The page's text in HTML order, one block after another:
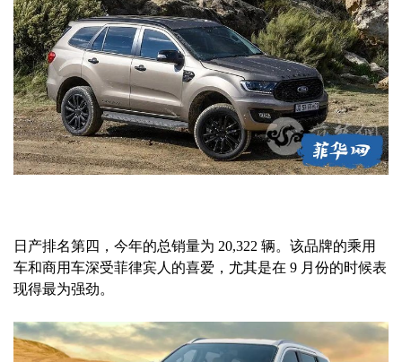
日产排名第四，今年的总销量为 20,322 辆。该品牌的乘用
车和商用车深受菲律宾人的喜爱，尤其是在 9 月份的时候表
现得最为强劲。